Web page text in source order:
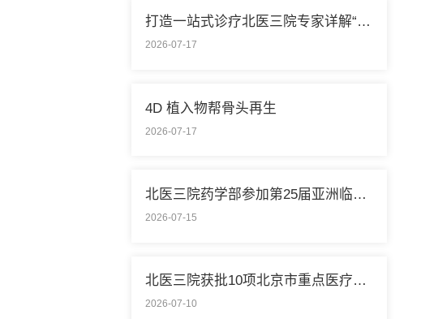
打造一站式诊疗北医三院专家详解“控糖”新模式
2026-07-17
4D 植入物帮骨头再生
2026-07-17
北医三院药学部参加第25届亚洲临床药学大会
2026-07-15
北医三院获批10项北京市重点医疗技术临床应用培训基地
2026-07-10